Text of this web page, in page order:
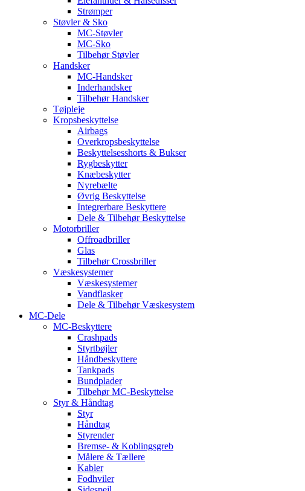
Strømper
Støvler & Sko
MC-Støvler
MC-Sko
Tilbehør Støvler
Handsker
MC-Handsker
Inderhandsker
Tilbehør Handsker
Tøjpleje
Kropsbeskyttelse
Airbags
Overkropsbeskyttelse
Beskyttelsesshorts & Bukser
Rygbeskytter
Knæbeskytter
Nyrebælte
Øvrig Beskyttelse
Integrerbare Beskyttere
Dele & Tilbehør Beskyttelse
Motorbriller
Offroadbriller
Glas
Tilbehør Crossbriller
Væskesystemer
Væskesystemer
Vandflasker
Dele & Tilbehør Væskesystem
MC-Dele
MC-Beskyttere
Crashpads
Styrtbøjler
Håndbeskyttere
Tankpads
Bundplader
Tilbehør MC-Beskyttelse
Styr & Håndtag
Styr
Håndtag
Styrender
Bremse- & Koblingsgreb
Målere & Tællere
Kabler
Fodhviler